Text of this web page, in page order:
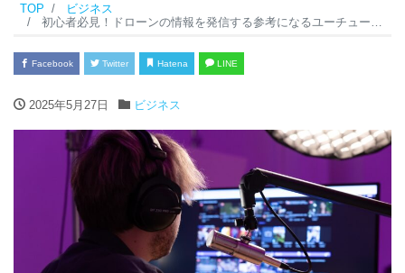
TOP
ビジネス
初心者必見！ドローンの情報を発信する参考になるユーチューバーをご紹介
Facebook Twitter Hatena LINE
2025年5月27日 ビジネス